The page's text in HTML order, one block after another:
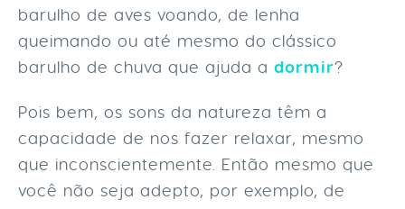
barulho de aves voando, de lenha
queimando ou até mesmo do clássico
barulho de chuva que ajuda a dormir?
Pois bem, os sons da natureza têm a
capacidade de nos fazer relaxar, mesmo
que inconscientemente. Então mesmo que
você não seja adepto, por exemplo, de